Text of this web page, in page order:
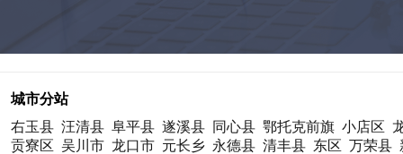
城市分站
右玉县 汪清县 阜平县 遂溪县 同心县 鄂托克前旗 小店区
贡寮区 吴川市 龙口市 元长乡 永德县 清丰县 东区 万荣县